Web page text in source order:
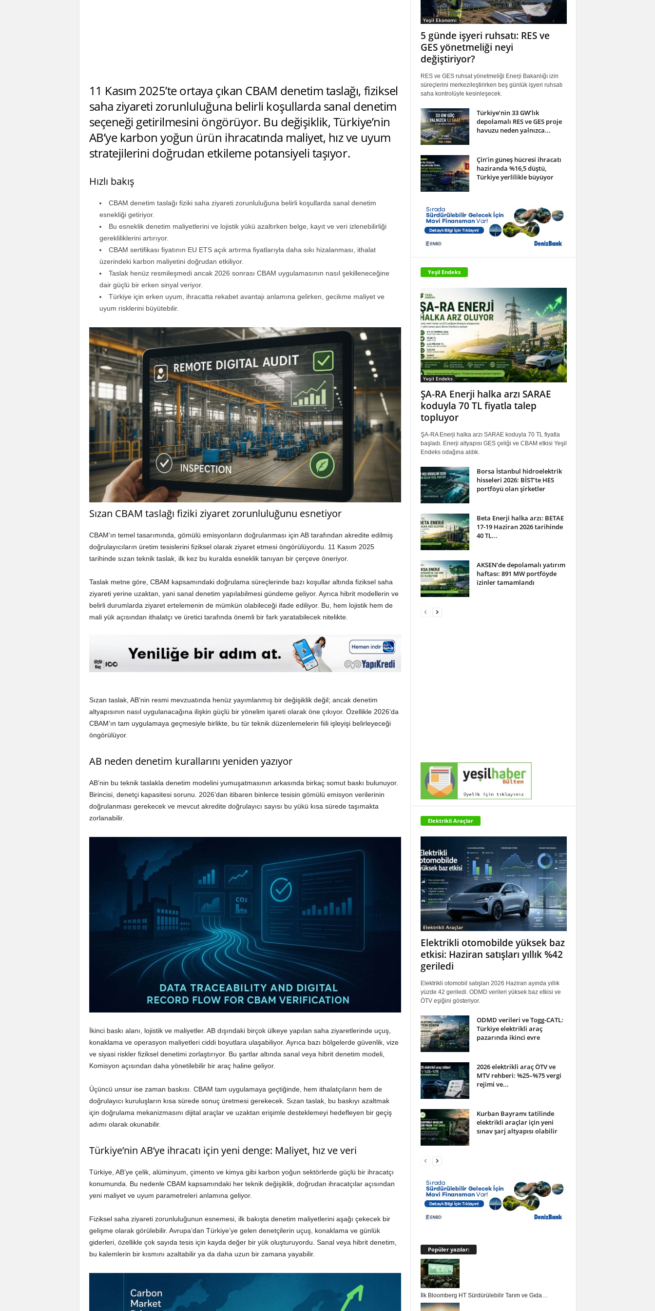
11 Kasım 2025’te ortaya çıkan CBAM denetim taslağı, fiziksel
saha ziyareti zorunluluğuna belirli koşullarda sanal denetim
seçeneği getirilmesini öngörüyor. Bu değişiklik, Türkiye’nin
AB’ye karbon yoğun ürün ihracatında maliyet, hız ve uyum
stratejilerini doğrudan etkileme potansiyeli taşıyor.
Hızlı bakış
CBAM denetim taslağı fiziki saha ziyareti zorunluluğuna belirli koşullarda sanal denetim
esnekliği getiriyor.
Bu esneklik denetim maliyetlerini ve lojistik yükü azaltırken belge, kayıt ve veri izlenebilirliği
gerekliliklerini artırıyor.
CBAM sertifikası fiyatının EU ETS açık artırma fiyatlarıyla daha sıkı hizalanması, ithalat
üzerindeki karbon maliyetini doğrudan etkiliyor.
Taslak henüz resmileşmedi ancak 2026 sonrası CBAM uygulamasının nasıl şekilleneceğine
dair güçlü bir erken sinyal veriyor.
Türkiye için erken uyum, ihracatta rekabet avantajı anlamına gelirken, gecikme maliyet ve
uyum risklerini büyütebilir.
Sızan CBAM taslağı fiziki ziyaret zorunluluğunu esnetiyor
CBAM’ın temel tasarımında, gömülü emisyonların doğrulanması için AB tarafından akredite edilmiş
doğrulayıcıların üretim tesislerini fiziksel olarak ziyaret etmesi öngörülüyordu. 11 Kasım 2025
tarihinde sızan teknik taslak, ilk kez bu kuralda esneklik tanıyan bir çerçeve öneriyor.
Taslak metne göre, CBAM kapsamındaki doğrulama süreçlerinde bazı koşullar altında fiziksel saha
ziyareti yerine uzaktan, yani sanal denetim yapılabilmesi gündeme geliyor. Ayrıca hibrit modellerin ve
belirli durumlarda ziyaret ertelemenin de mümkün olabileceği ifade ediliyor. Bu, hem lojistik hem de
mali yük açısından ithalatçı ve üretici tarafında önemli bir fark yaratabilecek nitelikte.
Sızan taslak, AB’nin resmi mevzuatında henüz yayımlanmış bir değişiklik değil; ancak denetim
altyapısının nasıl uygulanacağına ilişkin güçlü bir yönelim işareti olarak öne çıkıyor. Özellikle 2026’da
CBAM’ın tam uygulamaya geçmesiyle birlikte, bu tür teknik düzenlemelerin fiili işleyişi belirleyeceği
öngörülüyor.
AB neden denetim kurallarını yeniden yazıyor
AB’nin bu teknik taslakla denetim modelini yumuşatmasının arkasında birkaç somut baskı bulunuyor.
Birincisi, denetçi kapasitesi sorunu. 2026’dan itibaren binlerce tesisin gömülü emisyon verilerinin
doğrulanması gerekecek ve mevcut akredite doğrulayıcı sayısı bu yükü kısa sürede taşımakta
zorlanabilir.
İkinci baskı alanı, lojistik ve maliyetler. AB dışındaki birçok ülkeye yapılan saha ziyaretlerinde uçuş,
konaklama ve operasyon maliyetleri ciddi boyutlara ulaşabiliyor. Ayrıca bazı bölgelerde güvenlik, vize
ve siyasi riskler fiziksel denetimi zorlaştırıyor. Bu şartlar altında sanal veya hibrit denetim modeli,
Komisyon açısından daha yönetilebilir bir araç haline geliyor.
Üçüncü unsur ise zaman baskısı. CBAM tam uygulamaya geçtiğinde, hem ithalatçıların hem de
doğrulayıcı kuruluşların kısa sürede sonuç üretmesi gerekecek. Sızan taslak, bu baskıyı azaltmak
için doğrulama mekanizmasını dijital araçlar ve uzaktan erişimle desteklemeyi hedefleyen bir geçiş
adımı olarak okunabilir.
Türkiye’nin AB’ye ihracatı için yeni denge: Maliyet, hız ve veri
Türkiye, AB’ye çelik, alüminyum, çimento ve kimya gibi karbon yoğun sektörlerde güçlü bir ihracatçı
konumunda. Bu nedenle CBAM kapsamındaki her teknik değişiklik, doğrudan ihracatçılar açısından
yeni maliyet ve uyum parametreleri anlamına geliyor.
Fiziksel saha ziyareti zorunluluğunun esnemesi, ilk bakışta denetim maliyetlerini aşağı çekecek bir
gelişme olarak görülebilir. Avrupa’dan Türkiye’ye gelen denetçilerin uçuş, konaklama ve günlük
giderleri, özellikle çok sayıda tesis için kayda değer bir yük oluşturuyordu. Sanal veya hibrit denetim,
bu kalemlerin bir kısmını azaltabilir ya da daha uzun bir zamana yayabilir.
Yeşil Ekonomi
5 günde işyeri ruhsatı: RES ve
GES yönetmeliği neyi
değiştiriyor?
RES ve GES ruhsat yönetmeliği Enerji Bakanlığı izin
süreçlerini merkezileştirirken beş günlük işyeri ruhsatı
saha kontrolüyle kesinleşecek.
Türkiye’nin 33 GW’lık
depolamalı RES ve GES proje
havuzu neden yalnızca...
Çin’in güneş hücresi ihracatı
haziranda %16,5 düştü,
Türkiye yerlilikle büyüyor
Yeşil Endeks
Yeşil Endeks
ŞA-RA Enerji halka arzı SARAE
koduyla 70 TL fiyatla talep
topluyor
ŞA-RA Enerji halka arzı SARAE koduyla 70 TL fiyatla
başladı. Enerji altyapısı GES çeliği ve CBAM etkisi Yeşil
Endeks odağına aldık.
Borsa İstanbul hidroelektrik
hisseleri 2026: BİST’te HES
portföyü olan şirketler
Beta Enerji halka arzı: BETAE
17-19 Haziran 2026 tarihinde
40 TL...
AKSEN’de depolamalı yatırım
haftası: 891 MW portföyde
izinler tamamlandı
Elektrikli Araçlar
Elektrikli Araçlar
Elektrikli otomobilde yüksek baz
etkisi: Haziran satışları yıllık %42
geriledi
Elektrikli otomobil satışları 2026 Haziran ayında yıllık
yüzde 42 geriledi. ODMD verileri yüksek baz etkisi ve
ÖTV eşiğini gösteriyor.
ODMD verileri ve Togg-CATL:
Türkiye elektrikli araç
pazarında ikinci evre
2026 elektrikli araç ÖTV ve
MTV rehberi: %25–%75 vergi
rejimi ve...
Kurban Bayramı tatilinde
elektrikli araçlar için yeni
sınav şarj altyapısı olabilir
Popüler yazılar:
İlk Bloomberg HT Sürdürülebilir Tarım ve Gıda…